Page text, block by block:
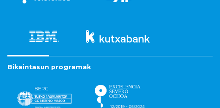
Bikaintasun programak